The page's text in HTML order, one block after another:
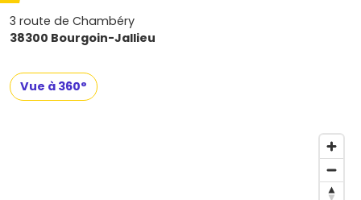
3 route de Chambéry
38300 Bourgoin-Jallieu
Vue à 360°